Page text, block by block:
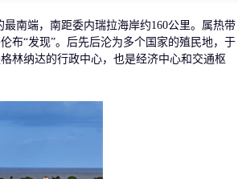
南端，南距委内瑞拉海岸约160公里。属热带
布“发现”。后先后沦为多个国家的殖民地，于
林纳达的行政中心，也是经济中心和交通枢